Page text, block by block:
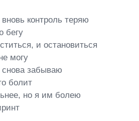
контроль теряю
бегу
и остановиться
могу
забываю
болит
но я им болею